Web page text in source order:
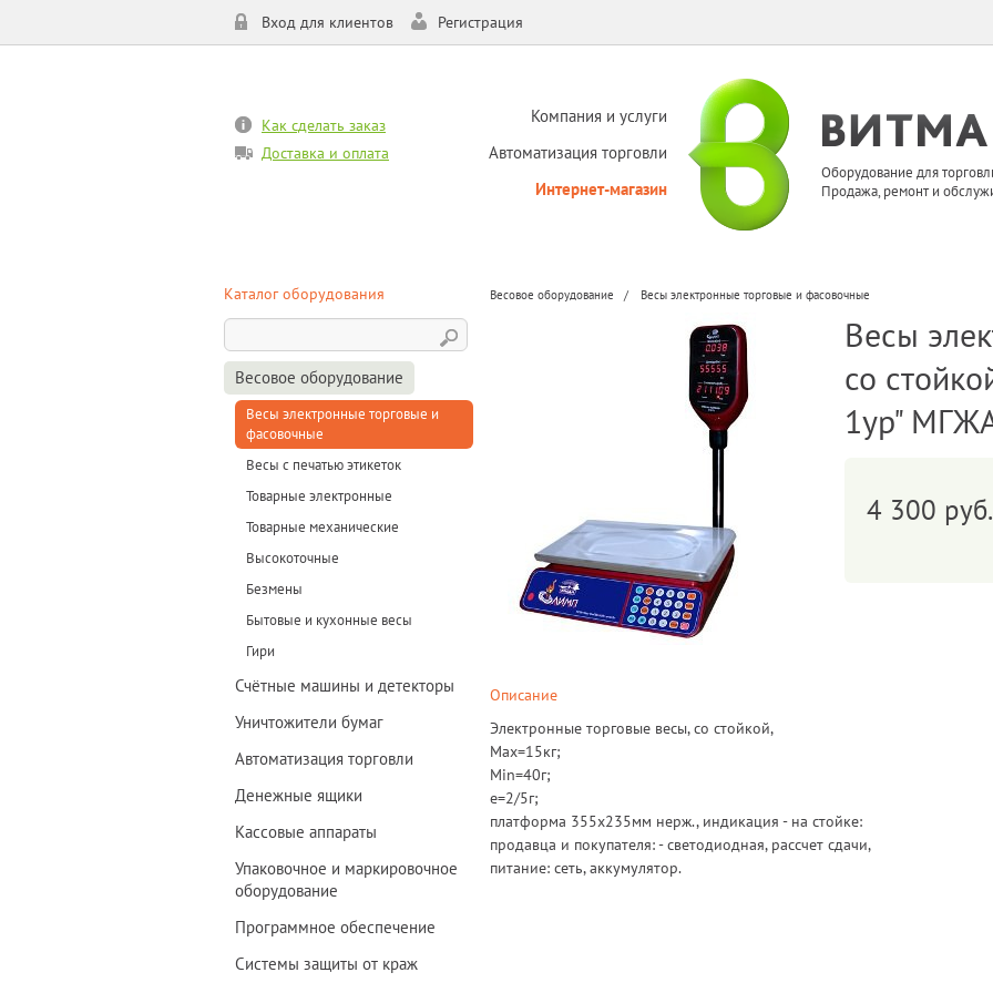
Вход для клиентов Регистрация
Как сделать заказ
Доставка и оплата
Компания и услуги
Автоматизация торговли
Интернет-магазин
Оборудование для
Продажа, ремонт и
Каталог оборудования
Весовое оборудование
Весы электронные торговые и
фасовочные
Весы с печатью этикеток
Товарные электронные
Товарные механические
Высокоточные
Безмены
Бытовые и кухонные весы
Гири
Счётные машины и детекторы
Уничтожители бумаг
Автоматизация торговли
Денежные ящики
Кассовые аппараты
Упаковочное и маркировочное
оборудование
Программное обеспечение
Системы защиты от краж
Весовое оборудование Весы электронные торговые и фасовочные
Весы
со
1ур"
4 300 руб.
Описание
Электронные торговые весы, со стойкой,
Max=15кг;
Min=40г;
e=2/5г;
платформа 355х235мм нерж., индикация - на стойке:
продавца и покупателя: - светодиодная, рассчет сдачи,
питание: сеть, аккумулятор.